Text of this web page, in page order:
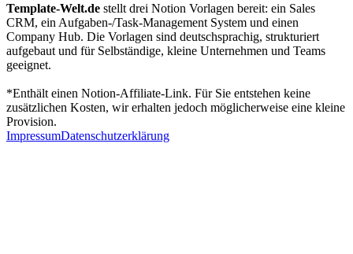
Template-Welt.de stellt drei Notion Vorlagen bereit: ein Sales
CRM, ein Aufgaben-/Task-Management System und einen
Company Hub. Die Vorlagen sind deutschsprachig, strukturiert
aufgebaut und für Selbständige, kleine Unternehmen und Teams
geeignet.
*Enthält einen Notion-Affiliate-Link. Für Sie entstehen keine
zusätzlichen Kosten, wir erhalten jedoch möglicherweise eine kleine
Provision.
ImpressumDatenschutzer­klärung